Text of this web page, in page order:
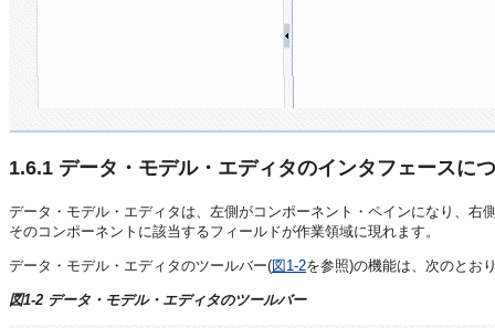
1.6.1 データ・モデル・エディタのインタフェースに
データ・モデル・エディタは、左側がコンポーネント・ペインになり、
そのコンポーネントに該当するフィールドが作業領域に現れます。
データ・モデル・エディタのツールバー(図1-2を参照)の機能は、次のとお
図1-2 データ・モデル・エディタのツールバー